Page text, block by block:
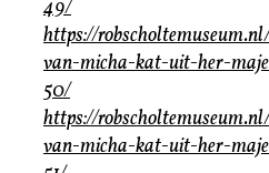
49/
https://
van-micha-kat-uit-her-
50/
https://
van-micha-kat-uit-her-